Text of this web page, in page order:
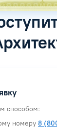
способом:
номеру 8